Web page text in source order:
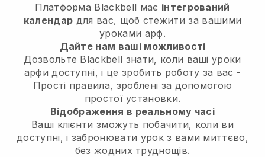
Платформа Blackbell має інтегрований
календар для вас, щоб стежити за вашими
уроками арф.
Дайте нам ваші можливості
Дозвольте Blackbell знати, коли ваші уроки
арфи доступні, і це зробить роботу за вас -
Прості правила, зроблені за допомогою
простої установки.
Відображення в реальному часі
Ваші клієнти зможуть побачити, коли ви
доступні, і забронювати урок з вами миттєво,
без жодних труднощів.